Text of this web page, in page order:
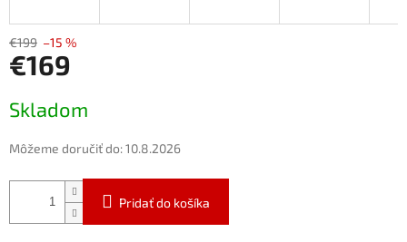
€199 –15 %
€169
cena:
Skladom
Môžeme doručiť do:10.8.2026
Pridať do košíka